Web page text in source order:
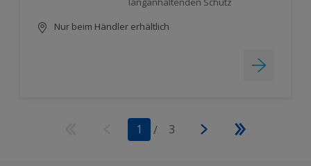
Nur beim Händler erhältlich
1 / 3